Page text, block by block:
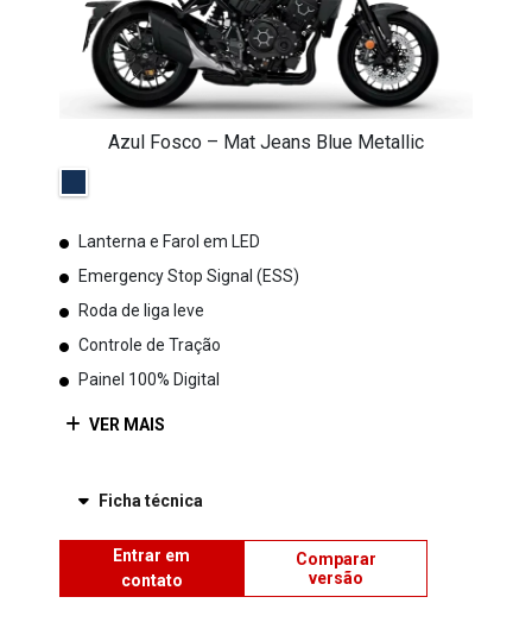
Azul Fosco – Mat Jeans Blue Metallic
Lanterna e Farol em LED
Emergency Stop Signal (ESS)
Roda de liga leve
Controle de Tração
Painel 100% Digital
VER MAIS
Ficha técnica
Entrar em
contato
Comparar
versão